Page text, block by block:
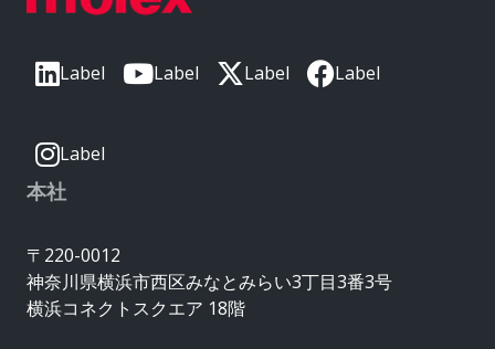
Label Label Label Label
Label
本社
〒220-0012
神奈川県横浜市西区みなとみらい3丁目3番3号
横浜コネクトスクエア 18階